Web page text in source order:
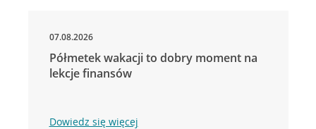
07.08.2026
Półmetek wakacji to dobry moment na
lekcje finansów
Dowiedz się więcej